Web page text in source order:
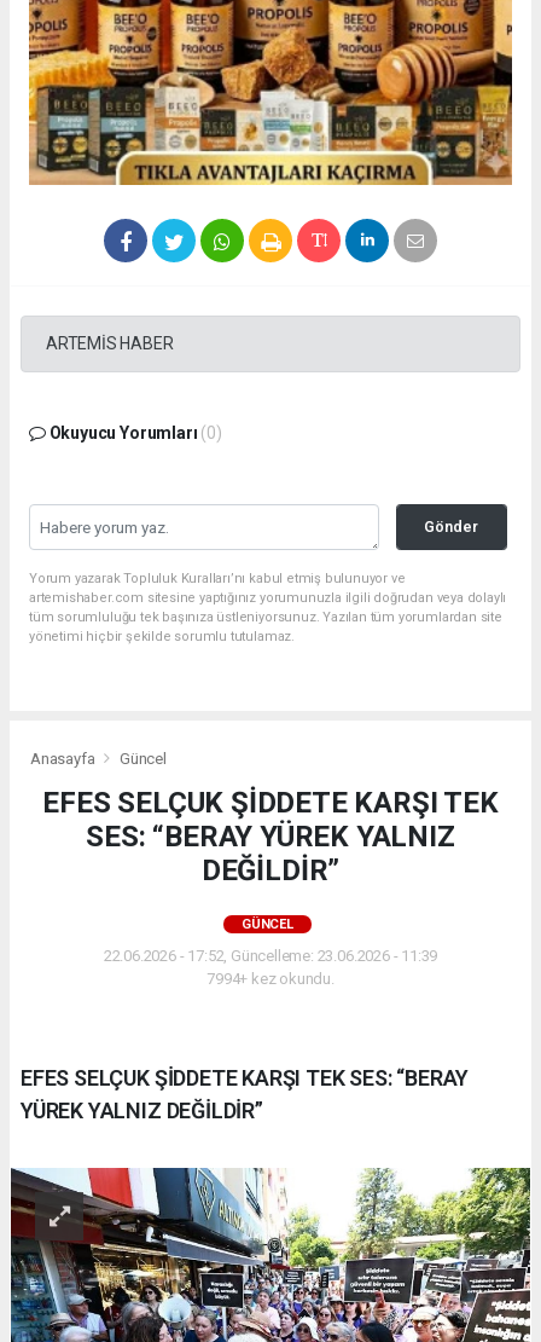
ARTEMİS HABER
Okuyucu Yorumları (0)
Gönder
Yorum yazarak Topluluk Kuralları’nı kabul etmiş bulunuyor ve
artemishaber.com sitesine yaptığınız yorumunuzla ilgili doğrudan veya dolaylı
tüm sorumluluğu tek başınıza üstleniyorsunuz. Yazılan tüm yorumlardan site
yönetimi hiçbir şekilde sorumlu tutulamaz.
Anasayfa Güncel
EFES SELÇUK ŞİDDETE KARŞI TEK
SES: “BERAY YÜREK YALNIZ
DEĞİLDİR”
GÜNCEL
22.06.2026 - 17:52, Güncelleme: 23.06.2026 - 11:39
7994+ kez okundu.
EFES SELÇUK ŞİDDETE KARŞI TEK SES: “BERAY
YÜREK YALNIZ DEĞİLDİR”